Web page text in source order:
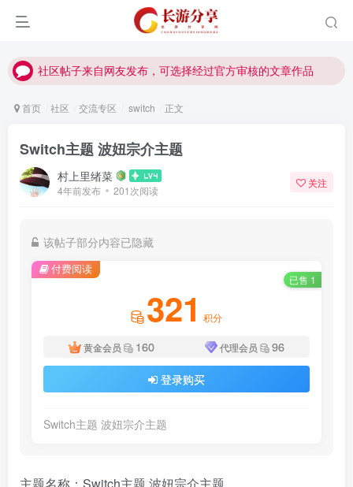
社区帖子来自网友发布，可选择经过官方审核的文章作品
社区帖子来自网友发布，可选择经过官方审核的文章作品
首页 社区 交流专区 switch 正文
Switch主题 波妞宗介主题
村上里绪菜
4年前发布 201次阅读
关注
该帖子部分内容已隐藏
付费阅读
已售 1
321 积分
黄金会员 160 代理会员 96
登录购买
Switch主题 波妞宗介主题